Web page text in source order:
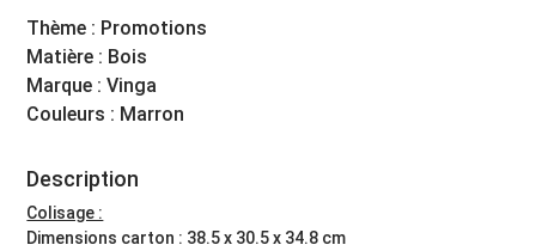
Thème : Promotions
Matière : Bois
Marque : Vinga
Couleurs : Marron
Description
Colisage :
Dimensions carton : 38.5 x 30.5 x 34.8 cm